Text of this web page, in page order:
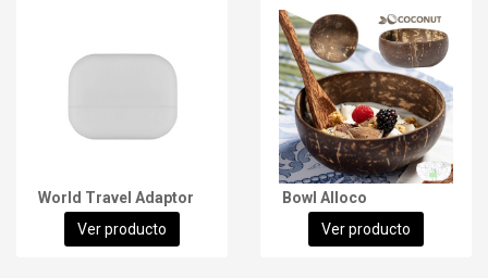
World Travel Adaptor
Ver producto
Bowl Alloco
Ver producto